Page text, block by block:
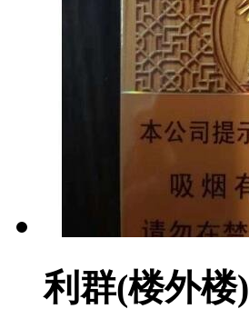
利群(楼外楼)